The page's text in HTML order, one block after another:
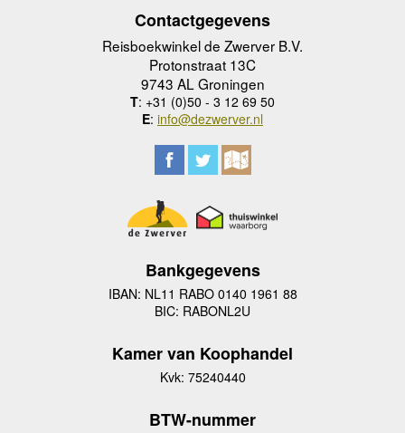
Contactgegevens
Reisboekwinkel de Zwerver B.V.
Protonstraat 13C
9743 AL Groningen
T: +31 (0)50 - 3 12 69 50
E: info@dezwerver.nl
Bankgegevens
IBAN: NL11 RABO 0140 1961 88
BIC: RABONL2U
Kamer van Koophandel
Kvk: 75240440
BTW-nummer